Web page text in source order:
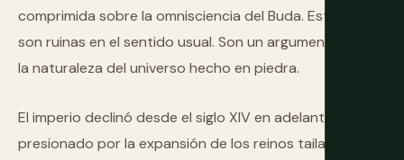
comprimida sobre la omnisciencia del Buda. Estos no
son ruinas en el sentido usual. Son un argumento sobre
la naturaleza del universo hecho en piedra.
El imperio declinó desde el siglo XIV en adelante,
presionado por la expansión de los reinos tailandeses